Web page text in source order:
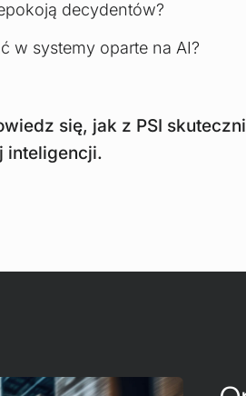
decydentów?
w systemy oparte na AI?
się, jak z PSI
inteligencji.